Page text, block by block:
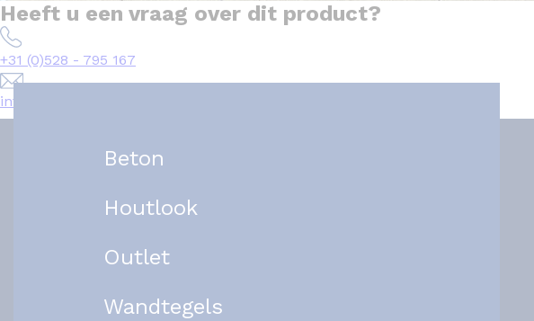
Heeft u een vraag over dit product?
+31 (0)528 - 795 167
info@het-tegelplein.nl
Beton
Houtlook
Outlet
Wandtegels